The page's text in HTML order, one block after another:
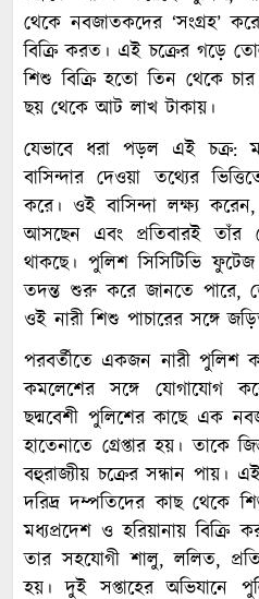
থেকে নবজাতকদের ‘সংগ্রহ’
বিক্রি করত। এই চক্রের গড়ে
শিশু বিক্রি হতো তিন থেকে
ছয় থেকে আট লাখ টাকায়।
যেভাবে ধরা পড়ল এই চক্র:
বাসিন্দার দেওয়া তথ্যের
করে। ওই বাসিন্দা লক্ষ্য
আসছেন এবং প্রতিবারই
থাকছে। পুলিশ সিসিটিভি
তদন্ত শুরু করে জানতে পারে,
ওই নারী শিশু পাচারের সঙ্গে
পরবর্তীতে একজন নারী পুলিশ
কমলেশের সঙ্গে
ছদ্মবেশী পুলিশের কাছে এক
হাতেনাতে গ্রেপ্তার হয়। তাকে
বহুরাজ্যীয় চক্রের সন্ধান পায়।
দরিদ্র দম্পতিদের কাছ থেকে
মধ্যপ্রদেশ ও হরিয়ানায়
তার সহযোগী শালু, ললিত,
হয়। দুই সপ্তাহের